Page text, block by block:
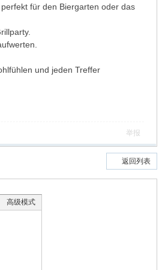
für den Biergarten oder das
und jeden Treffer
举报
返回列表
高级模式